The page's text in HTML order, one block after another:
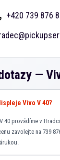
+420 739 876
—
Vivo V 40?
40 provádíme v
zavolejte na 739